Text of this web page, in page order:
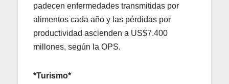
padecen enfermedades transmitidas por
alimentos cada año y las pérdidas por
productividad ascienden a US$7.400
millones, según la OPS.
*Turismo*